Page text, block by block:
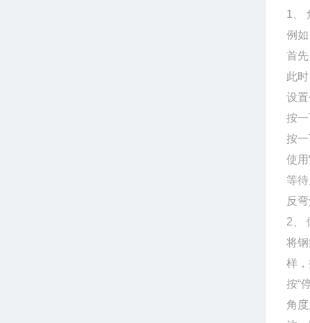
1、
例
首
此
设
按
按
使
等
反
2、
将
样
按“
角